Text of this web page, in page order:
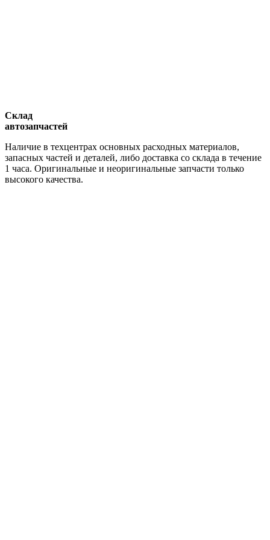
Склад
автозапчастей
Наличие в техцентрах основных расходных материалов,
запасных частей и деталей, либо доставка со склада в течение
1 часа. Оригинальные и неоригинальные запчасти только
высокого качества.